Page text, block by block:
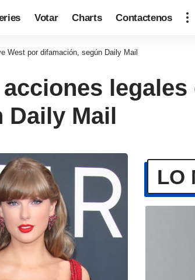
Votar Charts Contactenos
West por difamación, según Daily Mail
Daily Mail
LO